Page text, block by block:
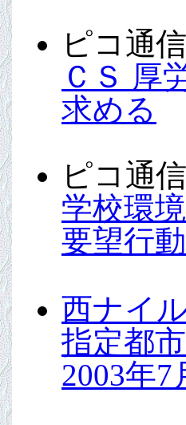
ピコ通
ＣＳ 厚
求める
ピコ通
学校環
要望行動
西ナイ
指定都
2003年7